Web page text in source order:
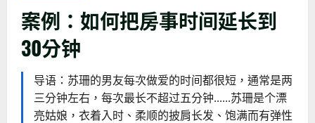
案例：如何把房事时间延长到
30分钟
导语：苏珊的男友每次做爱的时间都很短，通常是两
三分钟左右，每次最长不超过五分钟......苏珊是个漂
亮姑娘，衣着入时、柔顺的披肩长发、饱满而有弹性